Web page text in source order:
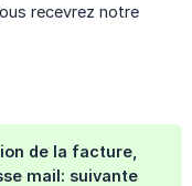
recevrez notre
de la facture,
mail: suivante